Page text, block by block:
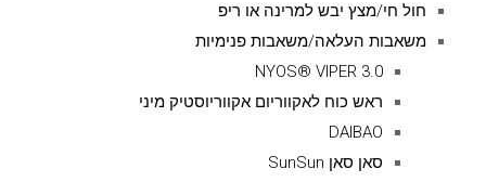
חול חי/מצץ יבש למרינה או ריפ
משאבות העלאה/משאבות פנימיות
NYOS® VIPER 3.0
ראש כוח לאקווריום אקווריוסטיק מיני
DAIBAO
סאן סאן SunSun